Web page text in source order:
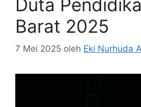
Duta
Barat 2025
7 Mei 2025 oleh Eki Nurhuda